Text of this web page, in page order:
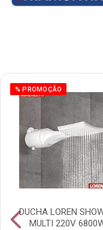
% PROMOÇÃO
DUCHA LOREN
MULTI 220V